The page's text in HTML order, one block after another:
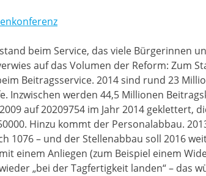
beim Service, das viele Bürgerinnen
auf das Volumen der Reform: Zum
Beitragsservice. 2014 sind rund 23
Inzwischen werden 44,5 Millionen
auf 20209754 im Jahr 2014 geklettert,
Hinzu kommt der Personalabbau.
1076 – und der Stellenabbau soll 2016
einem Anliegen (zum Beispiel einem
„bei der Tagfertigkeit landen“ – das